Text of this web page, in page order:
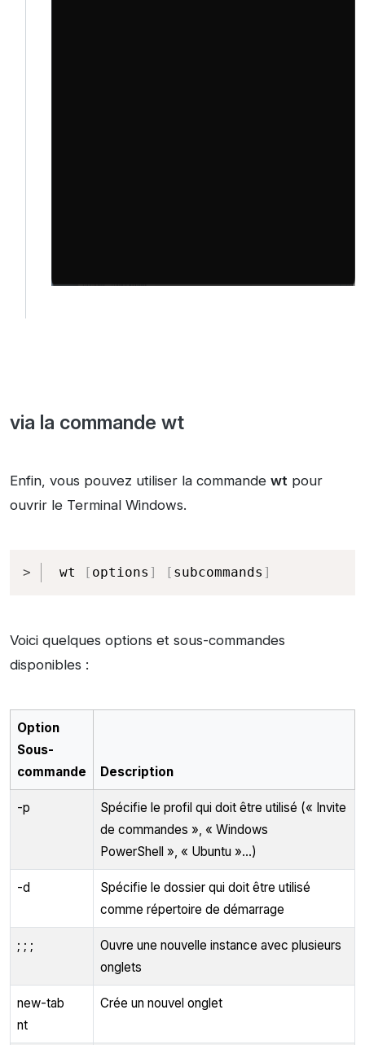
via la commande wt
Enfin, vous pouvez utiliser la commande wt pour
ouvrir le Terminal Windows.
wt [ options ] [ subcommands ]
Voici quelques options et sous-commandes
disponibles :
Option
Sous-
commande
Description
-p
Spécifie le profil qui doit être utilisé (« Invite
de commandes », « Windows
PowerShell », « Ubuntu »…)
-d
Spécifie le dossier qui doit être utilisé
comme répertoire de démarrage
; ; ;
Ouvre une nouvelle instance avec plusieurs
onglets
new-tab
nt
Crée un nouvel onglet